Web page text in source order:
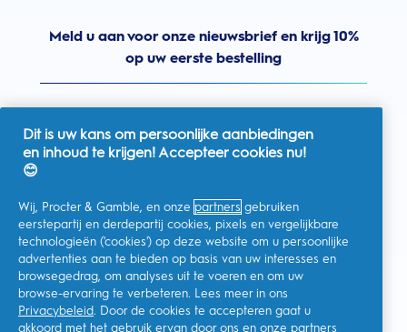
Meld u aan voor onze nieuwsbrief en krijg 10%
op uw eerste bestelling
Ik geef toestemming voor het ontvangen van
gepersonaliseerde communicatie met betrekking tot
aanbiedingen, nieuws en andere promotionele initiatieven van
Oral-B en andere P&G-merkenvia e-mail en online kanalen. Ik
kan me op elk momentafmelden.
Procter & Gamble, als verwerkingsverantwoordelijke, zal uw
Dit is uw kans om persoonlijke aanbiedingen
en inhoud te krijgen! Accepteer cookies nu!
😊
Wij, Procter & Gamble, en onze partners gebruiken
eerstepartij en derdepartij cookies, pixels en vergelijkbare
technologieën ('cookies') op deze website om u persoonlijke
advertenties aan te bieden op basis van uw interesses en
browsegedrag, om analyses uit te voeren en om uw
browse-ervaring te verbeteren. Lees meer in ons
Privacybeleid. Door de cookies te accepteren gaat u
akkoord met het gebruik ervan door ons en onze partners